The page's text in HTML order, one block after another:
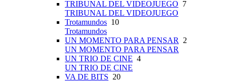
TRIBUNAL DEL VIDEOJUEGO 7
TRIBUNAL DEL VIDEOJUEGO
Trotamundos 10
Trotamundos
UN MOMENTO PARA PENSAR
2
UN MOMENTO PARA PENSAR
UN TRIO DE CINE 4
UN TRIO DE CINE
VA DE BITS 20